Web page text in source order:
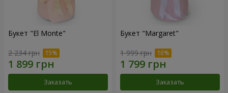
Букет "El Monte"
2 234 грн
Заказать
Букет "Margaret"
1 999 грн
Заказать